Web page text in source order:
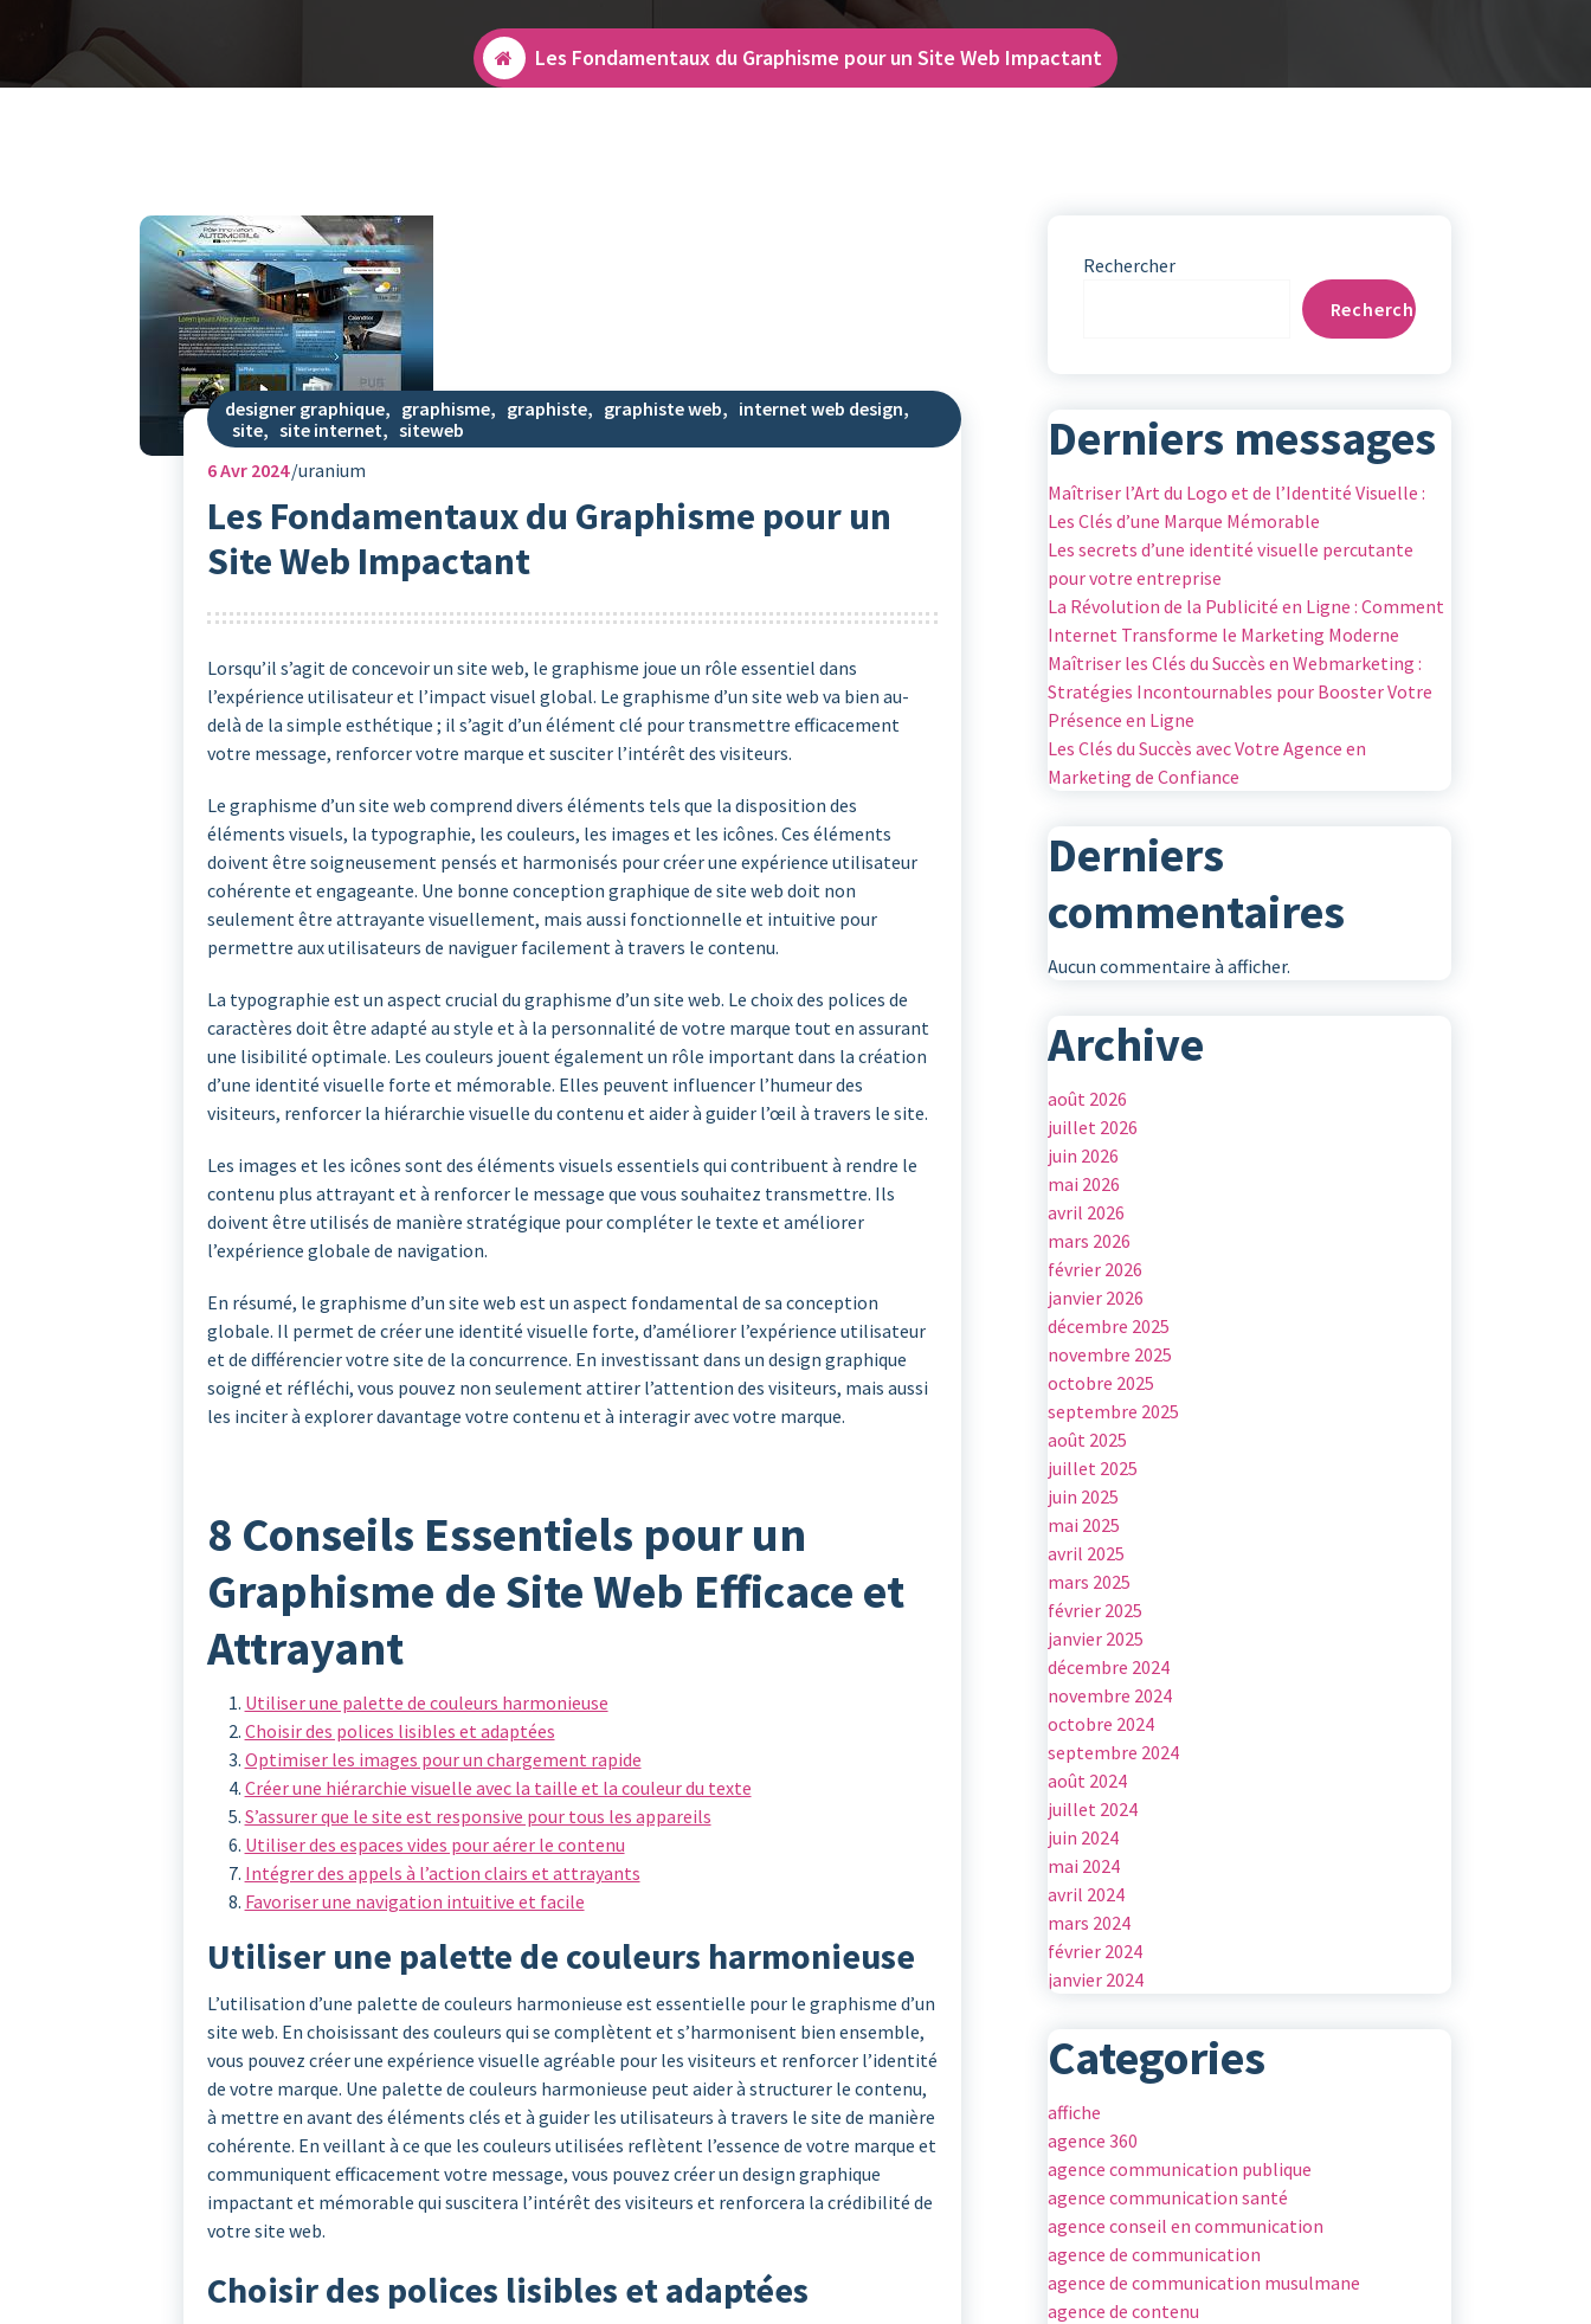
Les Fondamentaux du Graphisme pour un Site Web Impactant
designer graphique, graphisme, graphiste, graphiste web, internet web design,
site, site internet, siteweb
6Avr 2024 uranium
Les Fondamentaux du Graphisme pour un
Site Web Impactant
Lorsqu’il s’agit de concevoir un site web, le graphisme joue un rôle essentiel dans
l’expérience utilisateur et l’impact visuel global. Le graphisme d’un site web va bien au-
delà de la simple esthétique ; il s’agit d’un élément clé pour transmettre efficacement
votre message, renforcer votre marque et susciter l’intérêt des visiteurs.
Le graphisme d’un site web comprend divers éléments tels que la disposition des
éléments visuels, la typographie, les couleurs, les images et les icônes. Ces éléments
doivent être soigneusement pensés et harmonisés pour créer une expérience utilisateur
cohérente et engageante. Une bonne conception graphique de site web doit non
seulement être attrayante visuellement, mais aussi fonctionnelle et intuitive pour
permettre aux utilisateurs de naviguer facilement à travers le contenu.
La typographie est un aspect crucial du graphisme d’un site web. Le choix des polices de
caractères doit être adapté au style et à la personnalité de votre marque tout en assurant
une lisibilité optimale. Les couleurs jouent également un rôle important dans la création
d’une identité visuelle forte et mémorable. Elles peuvent influencer l’humeur des
visiteurs, renforcer la hiérarchie visuelle du contenu et aider à guider l’œil à travers le site.
Les images et les icônes sont des éléments visuels essentiels qui contribuent à rendre le
contenu plus attrayant et à renforcer le message que vous souhaitez transmettre. Ils
doivent être utilisés de manière stratégique pour compléter le texte et améliorer
l’expérience globale de navigation.
En résumé, le graphisme d’un site web est un aspect fondamental de sa conception
globale. Il permet de créer une identité visuelle forte, d’améliorer l’expérience utilisateur
et de différencier votre site de la concurrence. En investissant dans un design graphique
soigné et réfléchi, vous pouvez non seulement attirer l’attention des visiteurs, mais aussi
les inciter à explorer davantage votre contenu et à interagir avec votre marque.
8 Conseils Essentiels pour un
Graphisme de Site Web Efficace et
Attrayant
Utiliser une palette de couleurs harmonieuse
Choisir des polices lisibles et adaptées
Optimiser les images pour un chargement rapide
Créer une hiérarchie visuelle avec la taille et la couleur du texte
S’assurer que le site est responsive pour tous les appareils
Utiliser des espaces vides pour aérer le contenu
Intégrer des appels à l’action clairs et attrayants
Favoriser une navigation intuitive et facile
Utiliser une palette de couleurs harmonieuse
L’utilisation d’une palette de couleurs harmonieuse est essentielle pour le graphisme d’un
site web. En choisissant des couleurs qui se complètent et s’harmonisent bien ensemble,
vous pouvez créer une expérience visuelle agréable pour les visiteurs et renforcer l’identité
de votre marque. Une palette de couleurs harmonieuse peut aider à structurer le contenu,
à mettre en avant des éléments clés et à guider les utilisateurs à travers le site de manière
cohérente. En veillant à ce que les couleurs utilisées reflètent l’essence de votre marque et
communiquent efficacement votre message, vous pouvez créer un design graphique
impactant et mémorable qui suscitera l’intérêt des visiteurs et renforcera la crédibilité de
votre site web.
Choisir des polices lisibles et adaptées
Rechercher
Rechercher
Derniers messages
Maîtriser l’Art du Logo et de l’Identité Visuelle :
Les Clés d’une Marque Mémorable
Les secrets d’une identité visuelle percutante
pour votre entreprise
La Révolution de la Publicité en Ligne : Comment
Internet Transforme le Marketing Moderne
Maîtriser les Clés du Succès en Webmarketing :
Stratégies Incontournables pour Booster Votre
Présence en Ligne
Les Clés du Succès avec Votre Agence en
Marketing de Confiance
Derniers
commentaires
Aucun commentaire à afficher.
Archive
août 2026
juillet 2026
juin 2026
mai 2026
avril 2026
mars 2026
février 2026
janvier 2026
décembre 2025
novembre 2025
octobre 2025
septembre 2025
août 2025
juillet 2025
juin 2025
mai 2025
avril 2025
mars 2025
février 2025
janvier 2025
décembre 2024
novembre 2024
octobre 2024
septembre 2024
août 2024
juillet 2024
juin 2024
mai 2024
avril 2024
mars 2024
février 2024
janvier 2024
Categories
affiche
agence 360
agence communication publique
agence communication santé
agence conseil en communication
agence de communication
agence de communication musulmane
agence de contenu